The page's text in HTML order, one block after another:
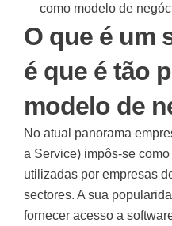
como modelo de
O que é um
é que é tão
modelo de
No atual panorama
a Service) impôs-se
utilizadas por empresas
sectores. A sua
fornecer acesso a